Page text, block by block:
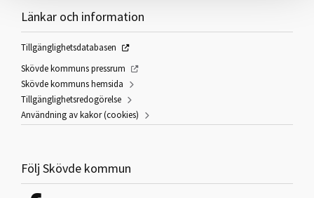
Länkar och information
Tillgänglighetsdatabasen
Skövde kommuns pressrum
Skövde kommuns hemsida
Tillgänglighetsredogörelse
Användning av kakor (cookies)
Följ Skövde kommun